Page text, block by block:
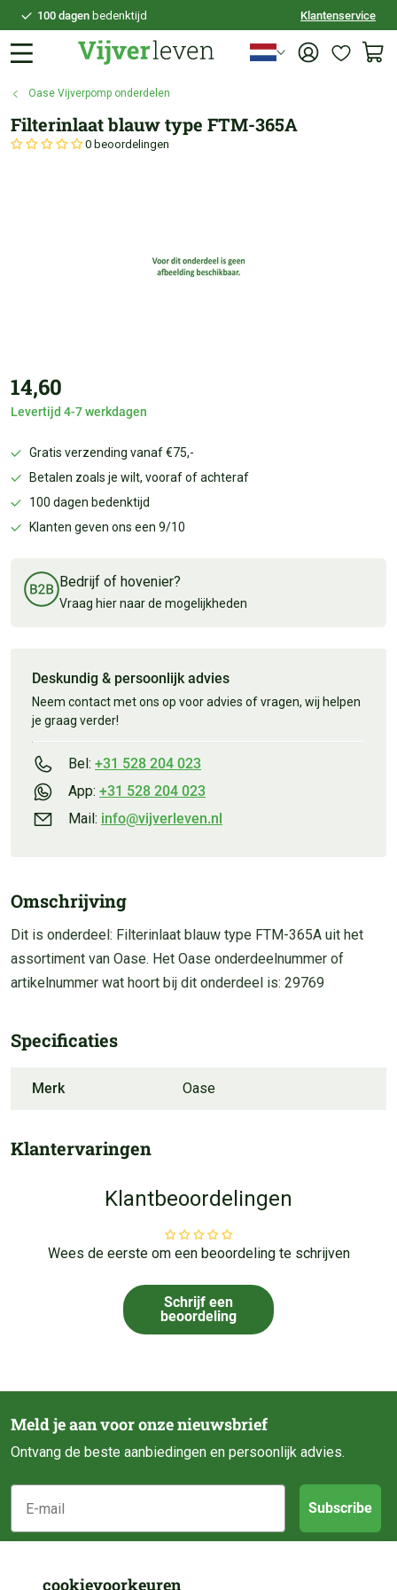
100 dagen bedenktijd
achteraf betalen
Klantenservice
Oase Vijverpomp onderdelen
Filterinlaat blauw type FTM-365A
0 beoordelingen
14,60
Levertijd 4-7 werkdagen
Gratis verzending vanaf €75,-
Betalen zoals je wilt, vooraf of achteraf
100 dagen bedenktijd
Klanten geven ons een 9/10
Bedrijf of hovenier?
Vraag hier naar de mogelijkheden
Deskundig & persoonlijk advies
Neem contact met ons op voor advies of vragen, wij helpen
je graag verder!
Bel: +31 528 204 023
App: +31 528 204 023
Mail: info@vijverleven.nl
Omschrijving
Dit is onderdeel: Filterinlaat blauw type FTM-365A uit het
assortiment van Oase. Het Oase onderdeelnummer of
artikelnummer wat hoort bij dit onderdeel is: 29769
Specificaties
Merk Oase
Klantervaringen
Klantbeoordelingen
Wees de eerste om een beoordeling te schrijven
Schrijf een
beoordeling
Meld je aan voor onze nieuwsbrief
Ontvang de beste aanbiedingen en persoonlijk advies.
E-mail
Subscribe
Klantenservice
cookievoorkeuren